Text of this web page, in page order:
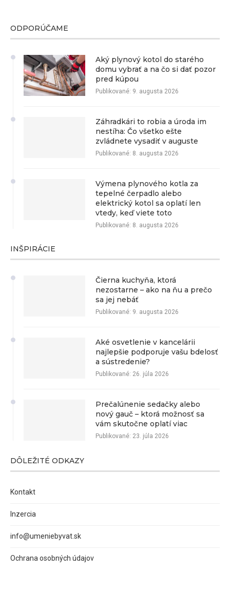
ODPORÚČAME
Aký plynový kotol do starého
domu vybrať a na čo si dať pozor
pred kúpou
Publikované: 9. augusta 2026
Záhradkári to robia a úroda im
nestíha: Čo všetko ešte
zvládnete vysadiť v auguste
Publikované: 8. augusta 2026
Výmena plynového kotla za
tepelné čerpadlo alebo
elektrický kotol sa oplatí len
vtedy, keď viete toto
Publikované: 8. augusta 2026
INŠPIRÁCIE
Čierna kuchyňa, ktorá
nezostarne – ako na ňu a prečo
sa jej nebáť
Publikované: 9. augusta 2026
Aké osvetlenie v kancelárii
najlepšie podporuje vašu bdelosť
a sústredenie?
Publikované: 26. júla 2026
Prečalúnenie sedačky alebo
nový gauč – ktorá možnosť sa
vám skutočne oplatí viac
Publikované: 23. júla 2026
DÔLEŽITÉ ODKAZY
Kontakt
Inzercia
info@umeniebyvat.sk
Ochrana osobných údajov